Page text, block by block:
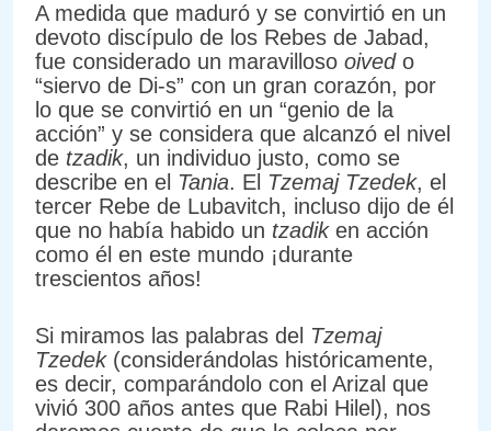
A medida que maduró y se convirtió en un
devoto discípulo de los Rebes de Jabad,
fue considerado un maravilloso oived o
“siervo de Di-s” con un gran corazón, por
lo que se convirtió en un “genio de la
acción” y se considera que alcanzó el nivel
de tzadik, un individuo justo, como se
describe en el Tania. El Tzemaj Tzedek, el
tercer Rebe de Lubavitch, incluso dijo de él
que no había habido un tzadiken acción
como él en este mundo ¡durante
trescientos años!
Si miramos las palabras del Tzemaj
Tzedek(considerándolas históricamente,
es decir, comparándolo con el Arizal que
vivió 300 años antes que Rabi Hilel), nos